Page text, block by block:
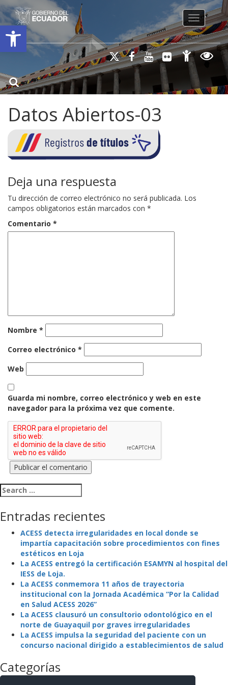
Open toolbar
Toggle
Datos Abiertos-03
Deja una respuesta
Tu dirección de correo electrónico no será publicada. Los
campos obligatorios están marcados con *
Comentario *
Nombre *
Correo electrónico *
Web
Guarda mi nombre, correo electrónico y web en este
navegador para la próxima vez que comente.
Search for:
Entradas recientes
ACESS detecta irregularidades en local donde se
impartía capacitación sobre procedimientos con fines
estéticos en Loja
La ACESS entregó la certificación ESAMYN al hospital del
IESS de Loja.
La ACESS conmemora 11 años de trayectoria
institucional con la Jornada Académica “Por la Calidad
en Salud ACESS 2026”
La ACESS clausuró un consultorio odontológico en el
norte de Guayaquil por graves irregularidades
La ACESS impulsa la seguridad del paciente con un
concurso nacional dirigido a establecimientos de salud
Categorías